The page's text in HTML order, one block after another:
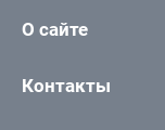
О сайте
Контакты